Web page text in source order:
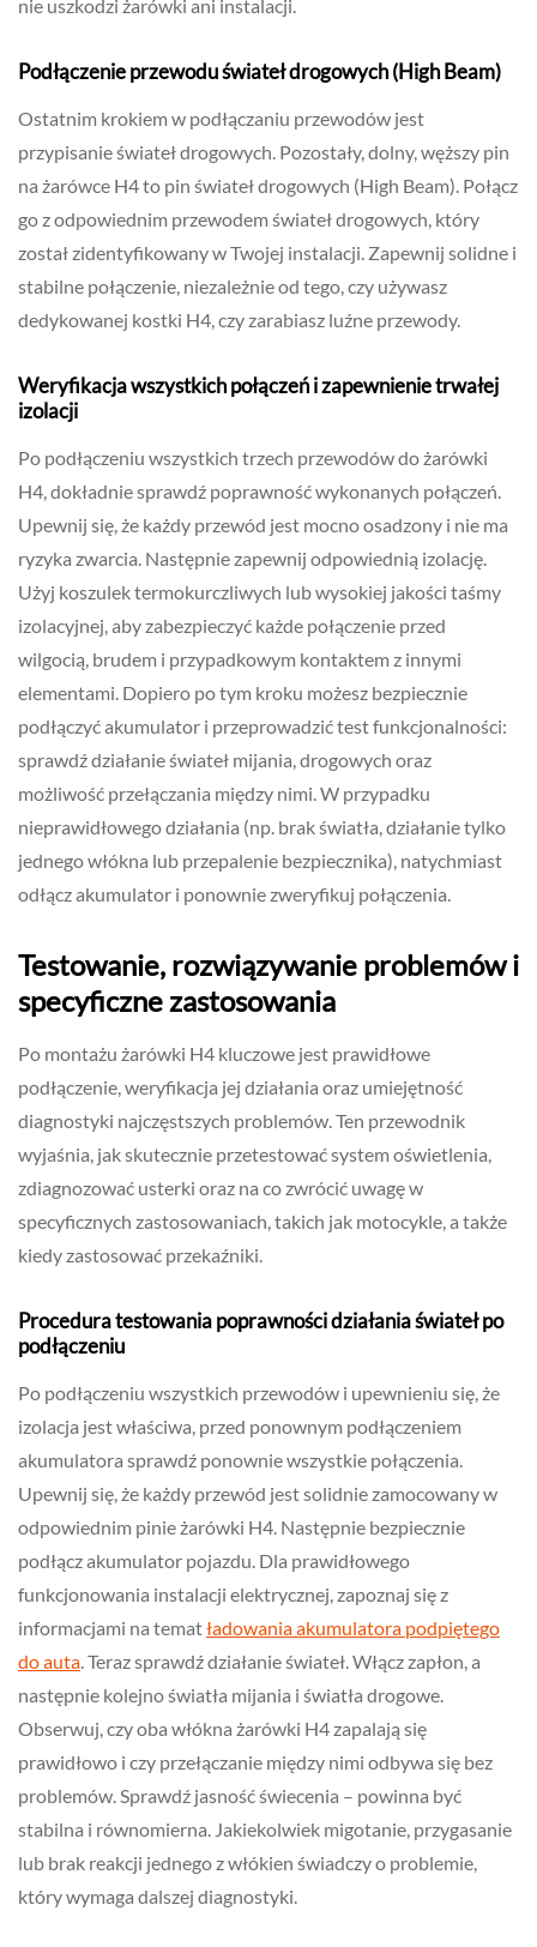
nie uszkodzi żarówki ani instalacji.
Podłączenie przewodu świateł drogowych (High Beam)
Ostatnim krokiem w podłączaniu przewodów jest
przypisanie świateł drogowych. Pozostały, dolny, węższy pin
na żarówce H4 to pin świateł drogowych (High Beam). Połącz
go z odpowiednim przewodem świateł drogowych, który
został zidentyfikowany w Twojej instalacji. Zapewnij solidne i
stabilne połączenie, niezależnie od tego, czy używasz
dedykowanej kostki H4, czy zarabiasz luźne przewody.
Weryfikacja wszystkich połączeń i zapewnienie trwałej
izolacji
Po podłączeniu wszystkich trzech przewodów do żarówki
H4, dokładnie sprawdź poprawność wykonanych połączeń.
Upewnij się, że każdy przewód jest mocno osadzony i nie ma
ryzyka zwarcia. Następnie zapewnij odpowiednią izolację.
Użyj koszulek termokurczliwych lub wysokiej jakości taśmy
izolacyjnej, aby zabezpieczyć każde połączenie przed
wilgocią, brudem i przypadkowym kontaktem z innymi
elementami. Dopiero po tym kroku możesz bezpiecznie
podłączyć akumulator i przeprowadzić test funkcjonalności:
sprawdź działanie świateł mijania, drogowych oraz
możliwość przełączania między nimi. W przypadku
nieprawidłowego działania (np. brak światła, działanie tylko
jednego włókna lub przepalenie bezpiecznika), natychmiast
odłącz akumulator i ponownie zweryfikuj połączenia.
Testowanie, rozwiązywanie problemów i
specyficzne zastosowania
Po montażu żarówki H4 kluczowe jest prawidłowe
podłączenie, weryfikacja jej działania oraz umiejętność
diagnostyki najczęstszych problemów. Ten przewodnik
wyjaśnia, jak skutecznie przetestować system oświetlenia,
zdiagnozować usterki oraz na co zwrócić uwagę w
specyficznych zastosowaniach, takich jak motocykle, a także
kiedy zastosować przekaźniki.
Procedura testowania poprawności działania świateł po
podłączeniu
Po podłączeniu wszystkich przewodów i upewnieniu się, że
izolacja jest właściwa, przed ponownym podłączeniem
akumulatora sprawdź ponownie wszystkie połączenia.
Upewnij się, że każdy przewód jest solidnie zamocowany w
odpowiednim pinie żarówki H4. Następnie bezpiecznie
podłącz akumulator pojazdu. Dla prawidłowego
funkcjonowania instalacji elektrycznej, zapoznaj się z
informacjami na tematładowania akumulatora podpiętego
do auta . Teraz sprawdź działanie świateł. Włącz zapłon, a
następnie kolejno światła mijania i światła drogowe.
Obserwuj, czy oba włókna żarówki H4 zapalają się
prawidłowo i czy przełączanie między nimi odbywa się bez
problemów. Sprawdź jasność świecenia – powinna być
stabilna i równomierna. Jakiekolwiek migotanie, przygasanie
lub brak reakcji jednego z włókien świadczy o problemie,
który wymaga dalszej diagnostyki.